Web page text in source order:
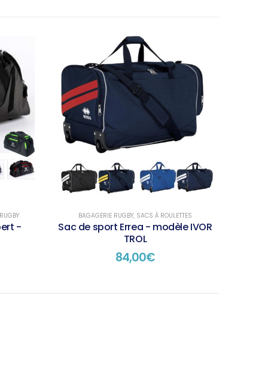
-
BAGAGERIE RUGBY, SACS À ROULETTES
Sac de sport Errea - modèle IVOR
TROL
84,00€